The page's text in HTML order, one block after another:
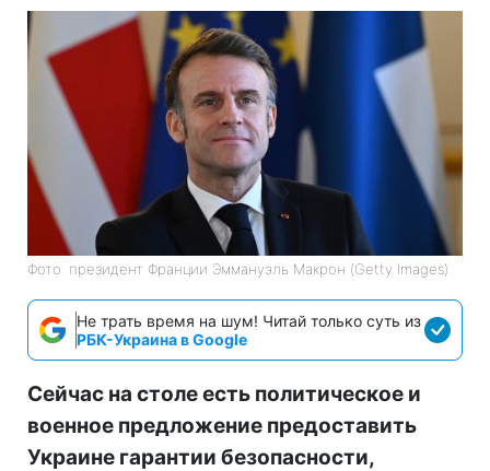
Фото: президент Франции Эммануэль Макрон (Getty Images)
Не трать время на шум! Читай только суть из
РБК-Украина в Google
Сейчас на столе есть политическое и
военное предложение предоставить
Украине гарантии безопасности,